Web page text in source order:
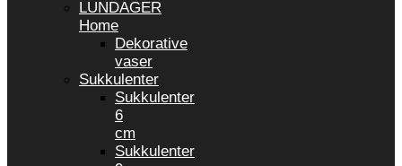
LUNDAGER
Home
Dekorative
vaser
Sukkulenter
Sukkulenter
6
cm
Sukkulenter